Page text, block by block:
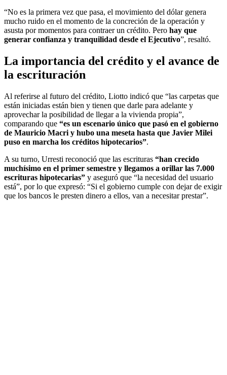
“No es la primera vez que pasa, el movimiento del dólar genera
mucho ruido en el momento de la concreción de la operación y
asusta por momentos para contraer un crédito. Pero hay que
generar confianza y tranquilidad desde el Ejecutivo”, resaltó.
La importancia del crédito y el avance de
la escrituración
Al referirse al futuro del crédito, Liotto indicó que “las carpetas que
están iniciadas están bien y tienen que darle para adelante y
aprovechar la posibilidad de llegar a la vivienda propia”,
comparando que “es un escenario único que pasó en el gobierno
de Mauricio Macri y hubo una meseta hasta que Javier Milei
puso en marcha los créditos hipotecarios”.
A su turno, Urresti reconoció que las escrituras “han crecido
muchísimo en el primer semestre y llegamos a orillar las 7.000
escrituras hipotecarias” y aseguró que “la necesidad del usuario
está”, por lo que expresó: “Si el gobierno cumple con dejar de exigir
que los bancos le presten dinero a ellos, van a necesitar prestar”.